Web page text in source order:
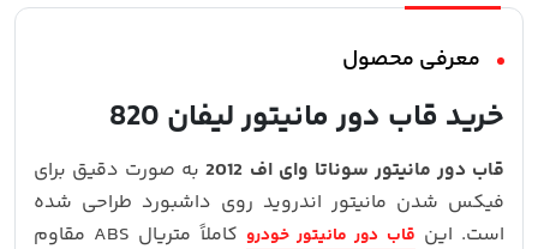
معرفی محصول
خرید قاب دور مانیتور لیفان 820
قاب دور مانیتور سوناتا وای اف 2012
به‌ صورت دقیق برای
فیکس شدن مانیتور اندروید روی داشبورد طراحی شده
است. این قاب دور مانیتور خودرو
کاملاً متریال ABS مقاوم